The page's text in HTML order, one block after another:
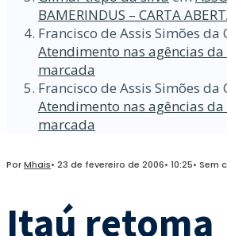
BAMERINDUS – CARTA
Francisco de Assis Simões da
Atendimento nas agências da
marcada
Francisco de Assis Simões da
Atendimento nas agências da
marcada
PorMhais• 23 de fevereiro de 2006• 10:25• Sem
Itaú retoma